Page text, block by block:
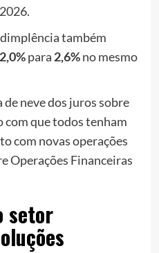
também
para 2,6%no mesmo
de neve dos juros sobre
que todos tenham
com novas operações
Operações Financeiras
setor